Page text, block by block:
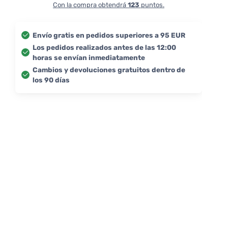
Con la compra obtendrá 123 puntos.
Envío gratis en pedidos superiores a 95 EUR
Los pedidos realizados antes de las 12:00
horas se envían inmediatamente
Cambios y devoluciones gratuitos dentro de
los 90 días